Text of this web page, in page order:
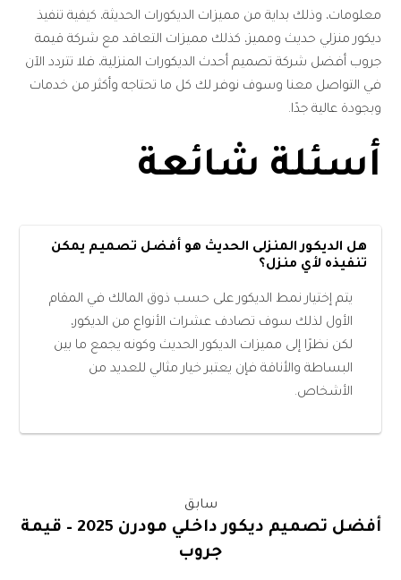
معلومات، وذلك بداية من مميزات الديكورات الحديثة، كيفية تنفيذ
ديكور منزلي حديث ومميز، كذلك مميزات التعاقد مع شركة قيمة
جروب أفضل شركة تصميم أحدث الديكورات المنزلية، فلا تتردد الآن
في التواصل معنا وسوف نوفر لك كل ما تحتاجه وأكثر من خدمات
وبجودة عالية جدًا.
أسئلة شائعة
هل الديكور المنزلى الحديث هو أفضل تصميم يمكن
تنفيذه لأي منزل؟
يتم إختيار نمط الديكور على حسب ذوق المالك في المقام
الأول لذلك سوف تصادف عشرات الأنواع من الديكور،
لكن نظرًا إلى مميزات الديكور الحديث وكونه يجمع ما بين
البساطة والأناقة فإن يعتبر خيار مثالي للعديد من
الأشخاص.
سابق
أفضل تصميم ديكور داخلي مودرن 2025 – قيمة
جروب